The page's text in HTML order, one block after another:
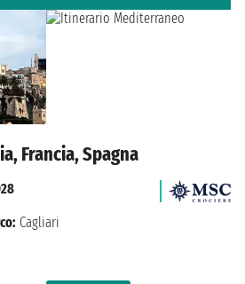
Francia, Spagna
Cagliari